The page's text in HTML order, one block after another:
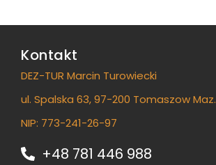
Kontakt
DEZ-TUR Marcin Turowiecki
ul. Spalska 63, 97-200 Tomaszow Maz.
NIP: 773-241-26-97
+48 781 446 988